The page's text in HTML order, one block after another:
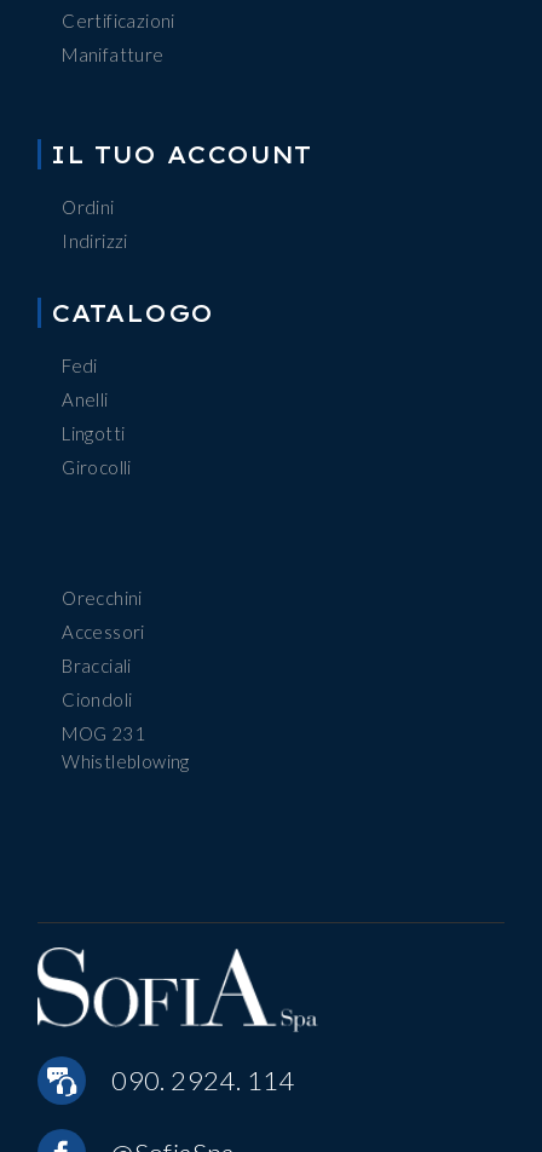
Certificazioni
Manifatture
IL TUO ACCOUNT
Ordini
Indirizzi
CATALOGO
Fedi
Anelli
Lingotti
Girocolli
Orecchini
Accessori
Bracciali
Ciondoli
MOG 231
Whistleblowing
090. 2924. 114